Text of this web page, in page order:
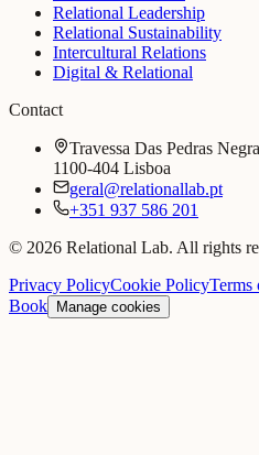
Relational Leadership
Relational Sustainability
Intercultural Relations
Digital & Relational
Contact
Travessa Das Pedras
1100-404 Lisboa
geral@relationallab.pt
+351 937 586 201
© 2026 Relational Lab. All rights
Privacy PolicyCookie PolicyTerms
Book Manage cookies